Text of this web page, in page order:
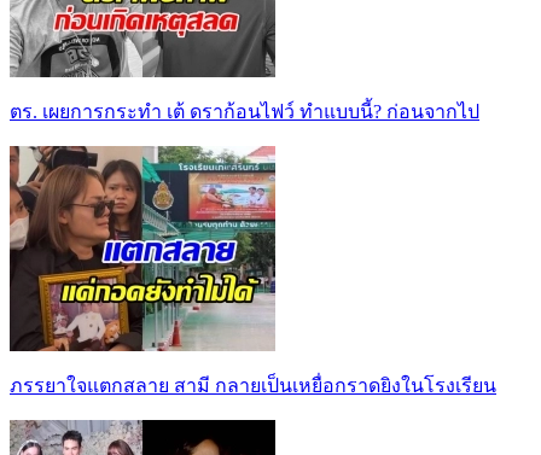
ตร. เผยการกระทำ เต้ ดราก้อนไฟว์ ทำแบบนี้? ก่อนจากไป
ภรรยาใจแตกสลาย สามี กลายเป็นเหยื่อกราดยิงในโรงเรียน